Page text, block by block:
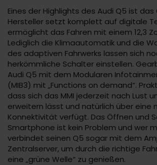
Eines der Highlights des Audi Q5 ist das
Hersteller setzt komplett auf digitale
ermöglicht das Fahren mit einem 12,3
Lediglich die Klimaautomatik und die
des adaptiven Fahrwerks lassen sich
herkömmliche Schalter einstellen.
Audi Q5 mit dem Modularen
(MIB3) mit „Functions on demand“.
dass sich das MMI jederzeit nach Lust
erweitern lässt und natürlich über eine
Konnektivität verfügt. Das Öffnen und
Smartphone ist kein Problem und wer
verbindet seinen Q5 sogar mit dem
Zentralserver, um durch die richtige
eine „grüne Welle“ zu genießen.